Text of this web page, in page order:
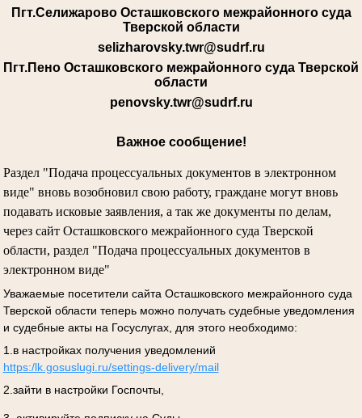
Пгт.Селижарово Осташковского межрайонного суда
Тверской области
selizharovsky.twr@sudrf.ru
Пгт.Пено Осташковского межрайонного суда Тверской
области
penovsky.twr@sudrf.ru
Важное сообщение!
Раздел "Подача процессуальных документов в электронном
виде" вновь возобновил свою работу, граждане могут вновь
подавать исковые заявления, а так же документы по делам,
через сайт Осташковского межрайонного суда Тверской
области, раздел "Подача процессуальных документов в
электронном виде"
Уважаемые посетители сайта Осташковского межрайонного суда
Тверской области теперь можно получать судебные уведомления
и судебные акты на Госуслугах, для этого необходимо:
1.в настройках получения уведомлений
https:/lk.gosuslugi.ru/settings-delivery/mail
2.зайти в настройки Госпочты,